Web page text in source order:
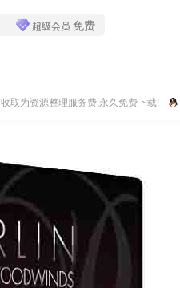
超级会员 免费
收取为资源整理服务费,永久免费下载!